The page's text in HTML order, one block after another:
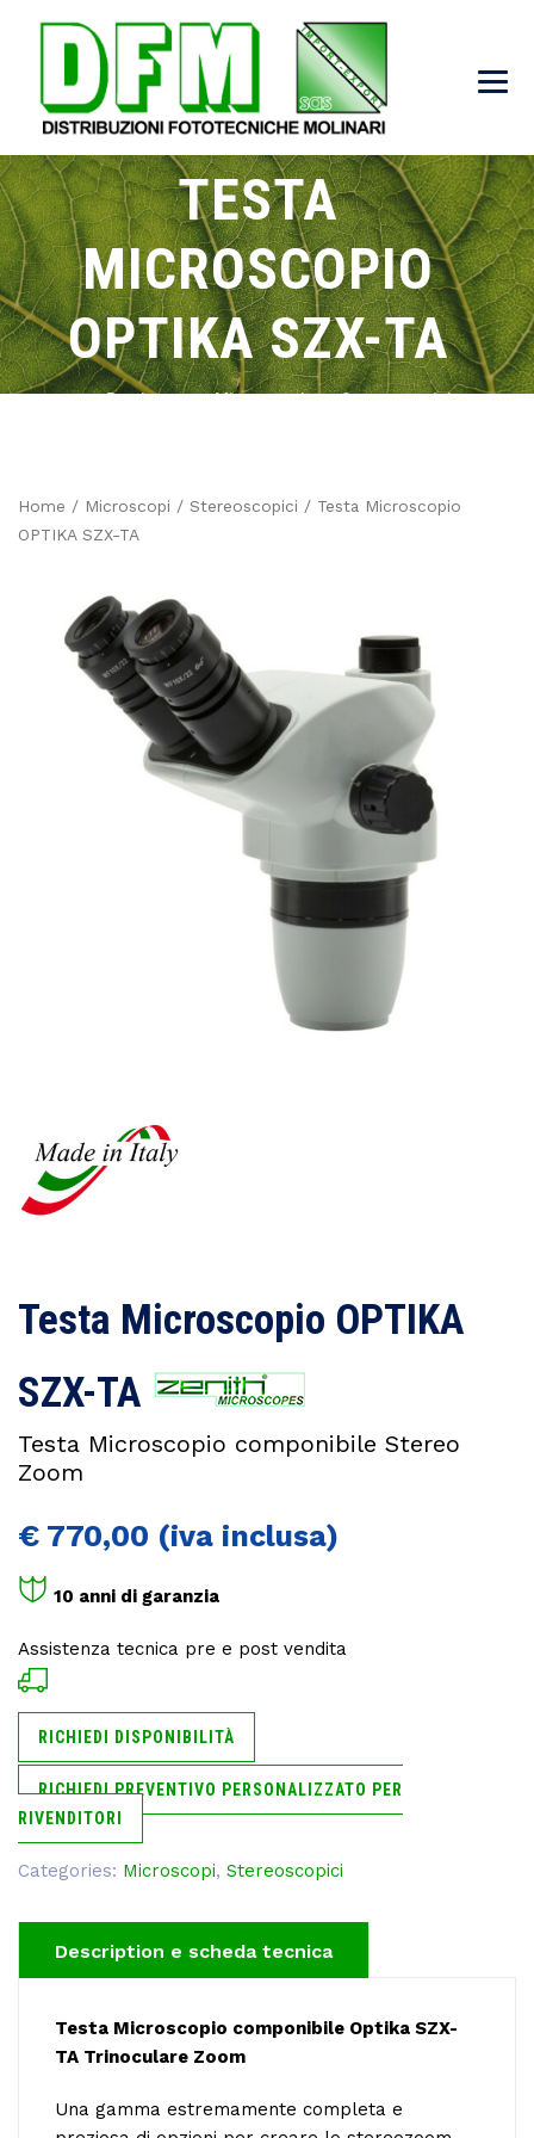
TESTA
MICROSCOPIO
OPTIKA SZX-TA
→Products→Microscopi→Stereoscopici→
Home / Microscopi / Stereoscopici / Testa Microscopio
OPTIKA SZX-TA
Testa Microscopio OPTIKA
SZX-TA
Testa Microscopio componibile Stereo
Zoom
€ 770,00
10 anni di garanzia
Assistenza tecnica pre e post vendita
RICHIEDI DISPONIBILITÀ
RICHIEDI PREVENTIVO PERSONALIZZATO PER
RIVENDITORI
Categories: Microscopi, Stereoscopici
Description
Testa Microscopio componibile Optika SZX-
TA Trinoculare Zoom
Una gamma estremamente completa e